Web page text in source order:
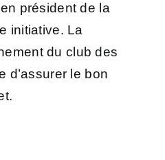
président de la
initiative. La
du club des
d’assurer le bon